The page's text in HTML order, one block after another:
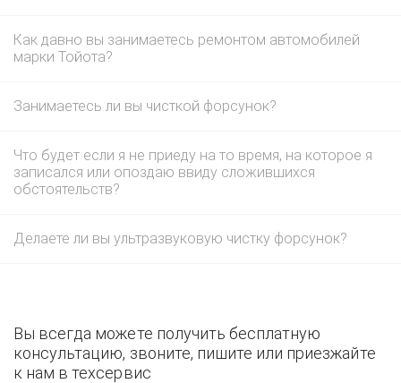
Как давно вы занимаетесь ремонтом автомобилей
марки Тойота?
Занимаетесь ли вы чисткой форсунок?
Что будет если я не приеду на то время, на которое я
записался или опоздаю ввиду сложившихся
обстоятельств?
Делаете ли вы ультразвуковую чистку форсунок?
Вы всегда можете получить бесплатную
консультацию, звоните, пишите или приезжайте
к нам в техсервис